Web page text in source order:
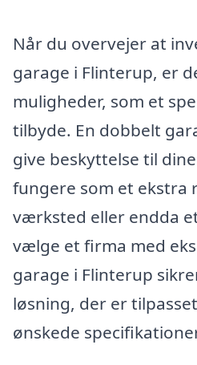
Når du overvejer at
garage i Flinterup, er
muligheder, som et
tilbyde. En dobbelt
give beskyttelse til
fungere som et ekstra
værksted eller endda
vælge et firma med
garage i Flinterup
løsning, der er
ønskede